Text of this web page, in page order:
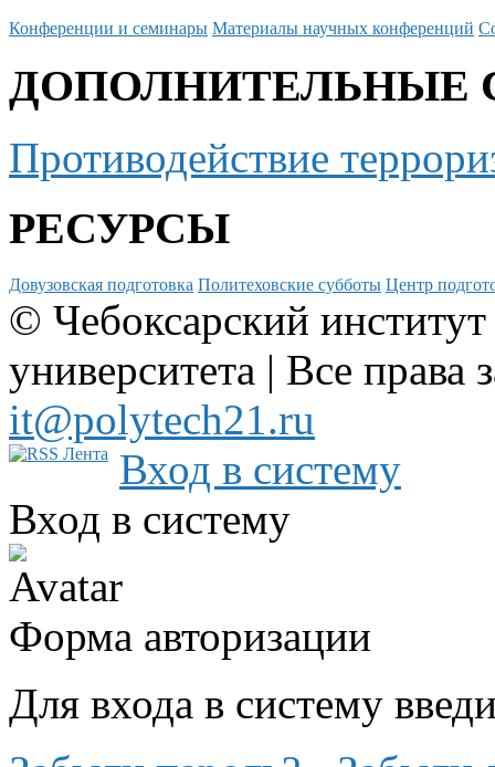
Конференции и семинары Материалы научных конференций
ДОПОЛНИТЕЛЬНЫЕ
Противодействие
РЕСУРСЫ
Довузовская подготовка Политеховские субботы Центр
© Чебоксарский
университета | Все
it@polytech21.ru
Вход в систему
Вход в систему
Форма авторизации
Для входа в систему